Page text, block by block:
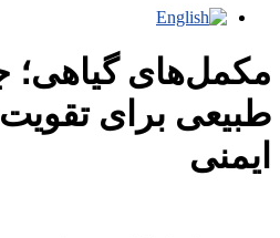
مکمل‌های گیاهی؛
طبیعی برای
ایمنی